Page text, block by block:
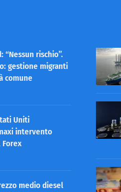
“Nessun rischio”.
gestione migranti
comune
Uniti
intervento
medio diesel